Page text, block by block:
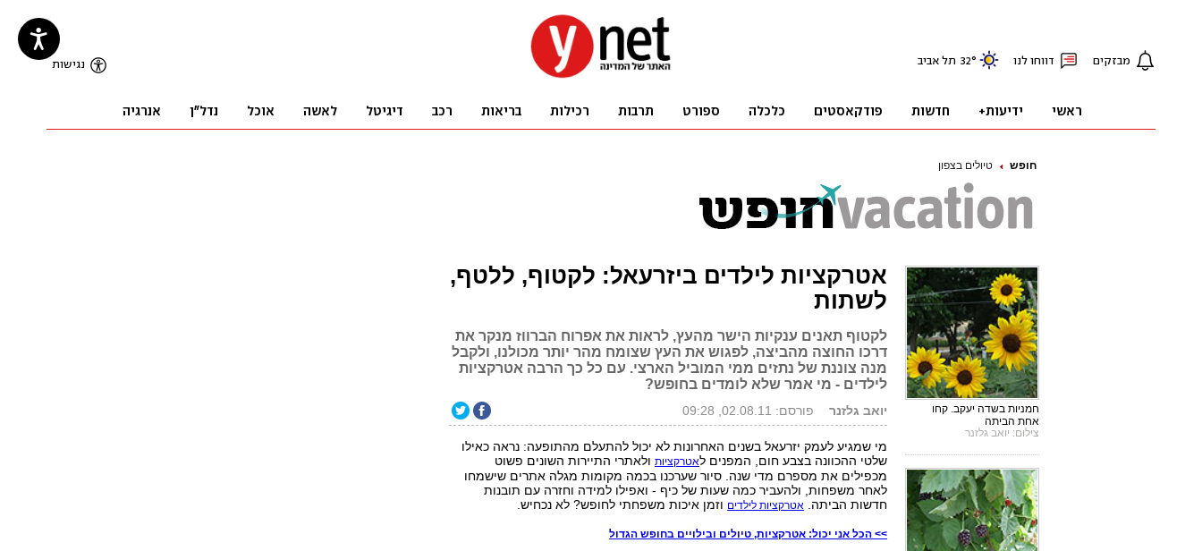
חופש טיולים בצפון
אטרקציות לילדים ביזרעאל: לקטוף, ללטף,
לשתות
לקטוף תאנים ענקיות הישר מהעץ, לראות את אפרוח הברווז מנקר את
דרכו החוצה מהביצה, לפגוש את העץ שצומח מהר יותר מכולנו, ולקבל
מנה צוננת של נתזים ממי המוביל הארצי. עם כל כך הרבה אטרקציות
לילדים - מי אמר שלא לומדים בחופש?
יואב גלזנר פורסם: 02.08.11, 09:28
מי שמגיע לעמק יזרעאל בשנים האחרונות לא יכול להתעלם מהתופעה: נראה כאילו
שלטי ההכוונה בצבע חום, המפנים לאטרקציותולאתרי התיירות השונים פשוט
מכפילים את מספרם מדי שנה. סיור שערכנו בכמה מקומות מגלה אתרים שישמחו
לאחר משפחות, ולהעביר כמה שעות של כיף - ואפילו למידה וחזרה עם תובנות
חדשות הביתה. אטרקציות לילדים וזמן איכות משפחתי לחופש? לא נכחיש.
>> הכל אני יכול: אטרקציות, טיולים ובילויים בחופש הגדול
חמניות בשדה יעקב. קחו
אחת הביתה
צילום: יואב גלזנר